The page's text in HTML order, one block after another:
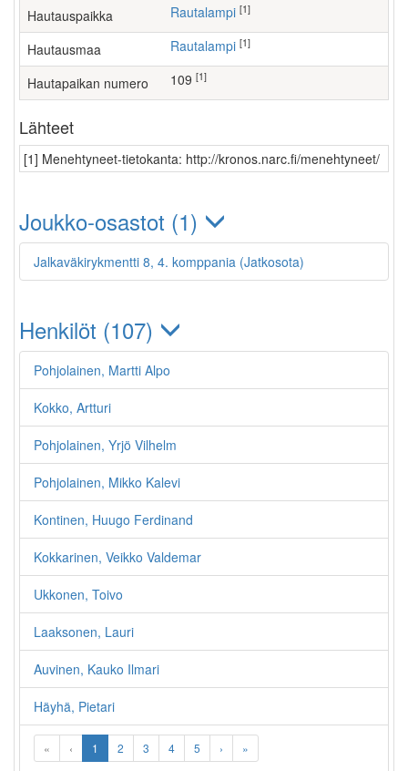
Hautauspaikka Rautalampi [1]
Hautausmaa Rautalampi [1]
Hautapaikan numero 109 [1]
Lähteet
[1] Menehtyneet-tietokanta: http://kronos.narc.fi/menehtyneet/
Joukko-osastot (1)
Jalkaväkirykmentti 8, 4. komppania (Jatkosota)
Henkilöt (107)
Pohjolainen, Martti Alpo
Kokko, Artturi
Pohjolainen, Yrjö Vilhelm
Pohjolainen, Mikko Kalevi
Kontinen, Huugo Ferdinand
Kokkarinen, Veikko Valdemar
Ukkonen, Toivo
Laaksonen, Lauri
Auvinen, Kauko Ilmari
Häyhä, Pietari
« ‹ 1 2 3 4 5 › »